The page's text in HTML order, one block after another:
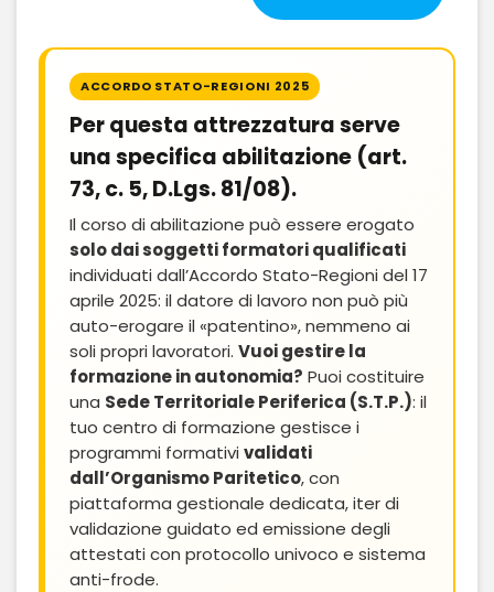
ACCORDO STATO-REGIONI 2025
Per questa attrezzatura serve
una specifica abilitazione (art.
73, c. 5, D.Lgs. 81/08).
Il corso di abilitazione può essere erogato
solo dai soggetti formatori qualificati
individuati dall’Accordo Stato-Regioni del 17
aprile 2025: il datore di lavoro non può più
auto-erogare il «patentino», nemmeno ai
soli propri lavoratori. Vuoi gestire la
formazione in autonomia? Puoi costituire
una Sede Territoriale Periferica (S.T.P.): il
tuo centro di formazione gestisce i
programmi formativivalidati
dall’Organismo Paritetico, con
piattaforma gestionale dedicata, iter di
validazione guidato ed emissione degli
attestati con protocollo univoco e sistema
anti-frode.